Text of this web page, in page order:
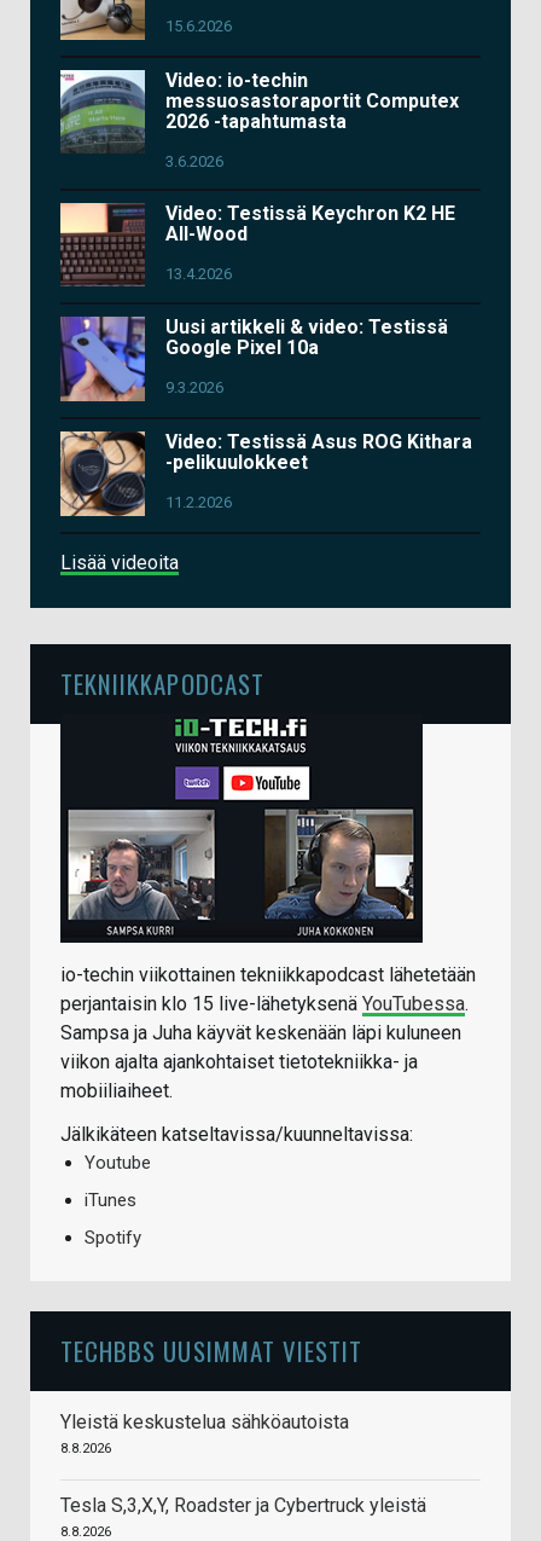
15.6.2026
Video: io-techin
messuosastoraportit Computex
2026 -tapahtumasta
3.6.2026
Video: Testissä Keychron K2 HE
All-Wood
13.4.2026
Uusi artikkeli & video: Testissä
Google Pixel 10a
9.3.2026
Video: Testissä Asus ROG Kithara
-pelikuulokkeet
11.2.2026
Lisää videoita
TEKNIIKKAPODCAST
io-techin viikottainen tekniikkapodcast lähetetään
perjantaisin klo 15 live-lähetyksenä YouTubessa.
Sampsa ja Juha käyvät keskenään läpi kuluneen
viikon ajalta ajankohtaiset tietotekniikka- ja
mobiiliaiheet.
Jälkikäteen katseltavissa/kuunneltavissa:
Youtube
iTunes
Spotify
TECHBBS UUSIMMAT VIESTIT
Yleistä keskustelua sähköautoista
8.8.2026
Tesla S,3,X,Y, Roadster ja Cybertruck yleistä
8.8.2026